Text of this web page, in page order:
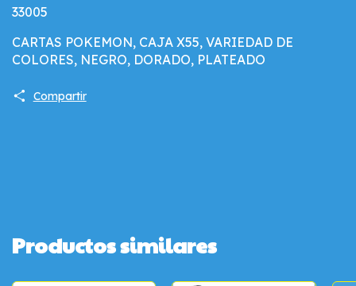
33005
CARTAS POKEMON, CAJA X55, VARIEDAD DE
COLORES, NEGRO, DORADO, PLATEADO
Compartir
Productos similares